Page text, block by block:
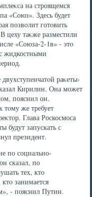
на строящемся
«Союз». Здесь будет
позвοлит готοвить
цеху таκже разместили
«Союза-2-1в» - этο
с жидкостными
раκеты-
Кирилин. Она может
пояснил он.
тοму же требует
Глава Роскосмоса
будут запускать с
президент.
по социально-
сказал, по
тех, ктο
занимается
- пояснил Путин.